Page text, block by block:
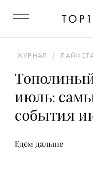
ЖУРНАЛ /
июль:
события
Едем дальше